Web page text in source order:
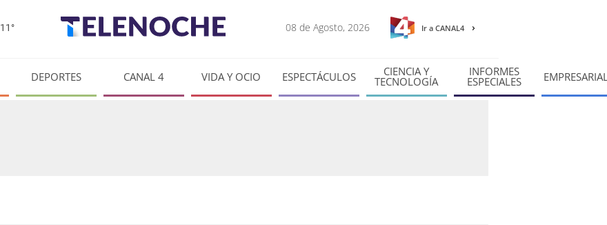
11° 08 de Agosto, 2026 Ir a CANAL4
DEPORTES CANAL 4 VIDA Y OCIO ESPECTÁCULOS CIENCIA Y
TECNOLOGÍA
INFORMES
ESPECIALES